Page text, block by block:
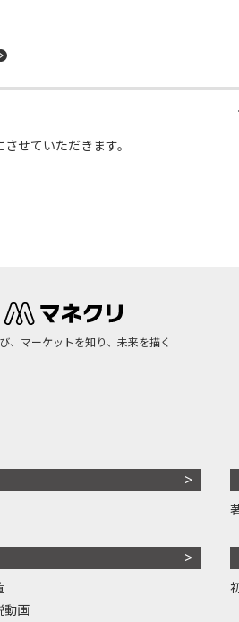
せていただきます。
、マーケットを知り、未来を描く
動画